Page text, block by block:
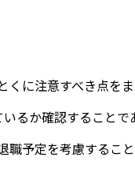
くに注意すべき点を
るか確認すること
職予定を考慮するこ